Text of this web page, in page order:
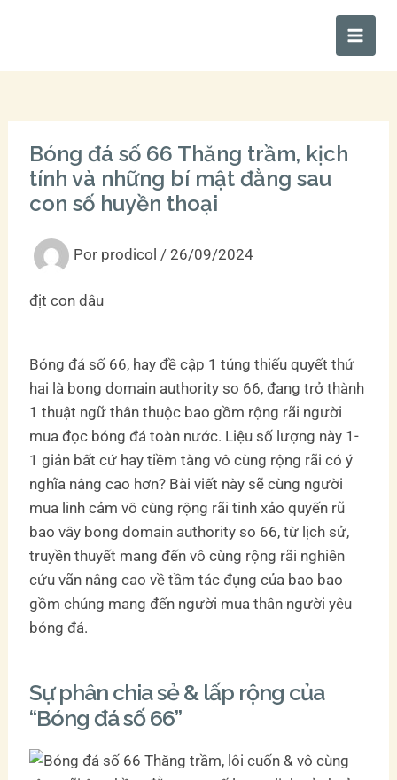
Main
Bóng đá số 66 Thăng trầm, kịch
tính và những bí mật đằng sau
con số huyền thoại
Por prodicol /26/09/2024
địt con dâu
Bóng đá số 66, hay đề cập 1 túng thiếu quyết thứ
hai là bong domain authority so 66, đang trở thành
1 thuật ngữ thân thuộc bao gồm rộng rãi người
mua đọc bóng đá toàn nước. Liệu số lượng này 1-
1 giản bất cứ hay tiềm tàng vô cùng rộng rãi có ý
nghĩa nâng cao hơn? Bài viết này sẽ cùng người
mua linh cảm vô cùng rộng rãi tinh xảo quyến rũ
bao vây bong domain authority so 66, từ lịch sử,
truyền thuyết mang đến vô cùng rộng rãi nghiên
cứu vãn nâng cao về tầm tác đụng của bao bao
gồm chúng mang đến người mua thân người yêu
bóng đá.
Sự phân chia sẻ & lấp rộng của
“Bóng đá số 66”